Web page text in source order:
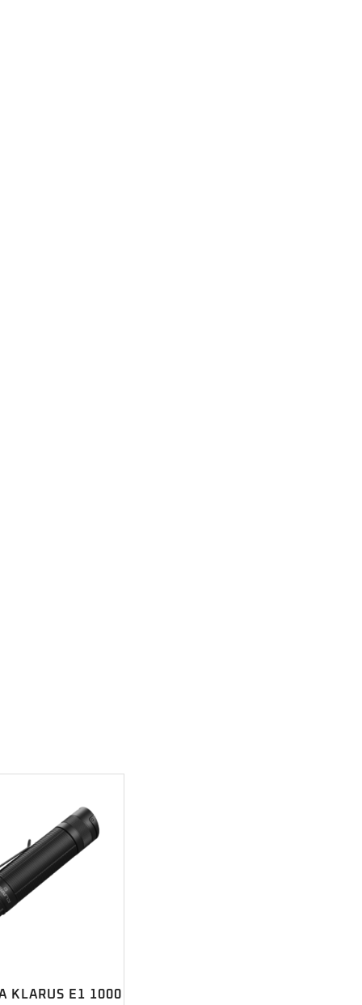
KLARUS E1 1000